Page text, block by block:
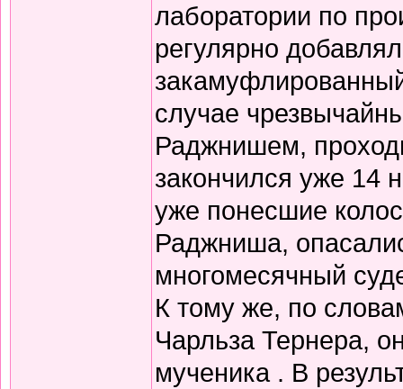
лаборатории по
регулярно
случае
Раджнишем,
закончился уже 14
уже понесшие
Раджниша,
многомесячный
К тому же, по
Чарльза Тернера,
мученика . В